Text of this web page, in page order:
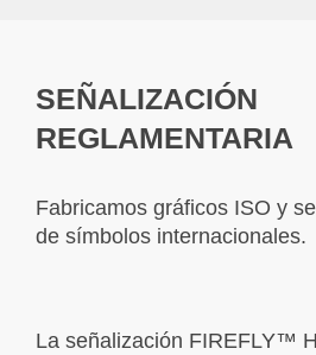
SEÑALIZACIÓN
REGLAMENTARIA
Fabricamos gráficos ISO y
de símbolos internacionales.
La señalización FIREFLY™